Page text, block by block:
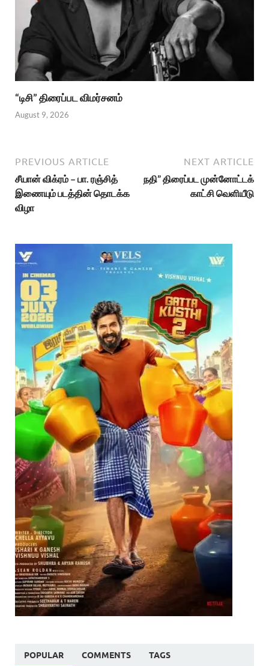
“டிசி” திரைப்பட விமர்சனம்
August 9, 2026
PREVIOUS ARTICLE
சீயான் விக்ரம் – பா. ரஞ்சித்
இணையும் படத்தின் தொடக்க
விழா
NEXT ARTICLE
நதி” திரைப்பட முன்னோட்டக்
காட்சி வெளியீடு
POPULAR COMMENTS TAGS